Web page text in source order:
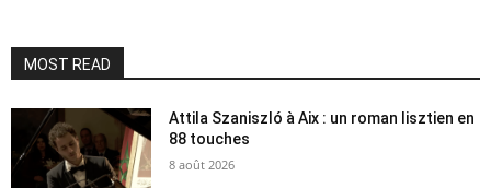
MOST READ
Attila Szaniszló à Aix : un roman lisztien en
88 touches
8 août 2026